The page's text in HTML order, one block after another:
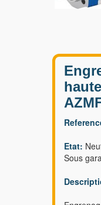
Etat:
Sous